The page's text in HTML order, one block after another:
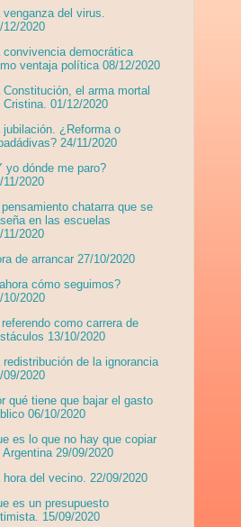
venganza del virus.
12/2020
convivencia democrática
ventaja política 08/12/2020
Constitución, el arma mortal
Cristina. 01/12/2020
jubilación. ¿Reforma o
24/11/2020
yo dónde me paro?
11/2020
pensamiento chatarra que se
en las escuelas
11/2020
de arrancar 27/10/2020
cómo seguimos?
10/2020
referendo como carrera de
13/10/2020
redistribución de la ignorancia
09/2020
qué tiene que bajar el gasto
06/10/2020
es lo que no hay que copiar
Argentina 29/09/2020
hora del vecino. 22/09/2020
es un presupuesto
15/09/2020